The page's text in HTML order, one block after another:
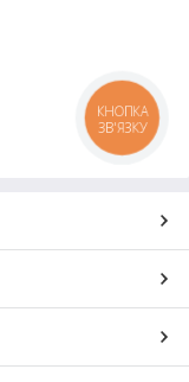
КНОПКА
ЗВ'ЯЗКУ